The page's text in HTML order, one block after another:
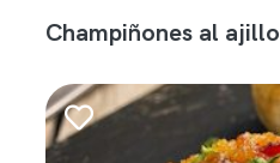
Champiñones al ajillo